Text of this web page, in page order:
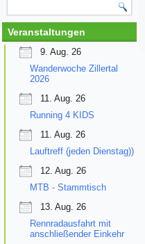
Veranstaltungen
9. Aug. 26
Wanderwoche Zillertal
2026
11. Aug. 26
Running 4 KIDS
11. Aug. 26
Lauftreff (jeden Dienstag))
12. Aug. 26
MTB - Stammtisch
13. Aug. 26
Rennradausfahrt mit
anschließender Einkehr